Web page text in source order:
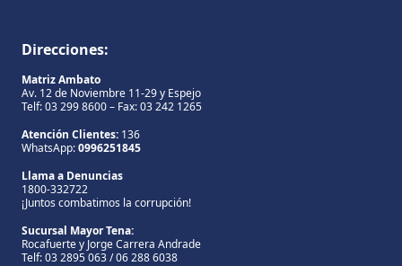
Direcciones:
Matriz Ambato
Av. 12 de Noviembre 11-29 y Espejo
Telf: 03 299 8600 – Fax: 03 242 1265
Atención Clientes: 136
WhatsApp:0996251845
Llama a Denuncias
1800-332722
¡Juntos combatimos la corrupción!
Sucursal Mayor Tena:
Rocafuerte y Jorge Carrera Andrade
Telf: 03 2895 063 / 06 288 6038